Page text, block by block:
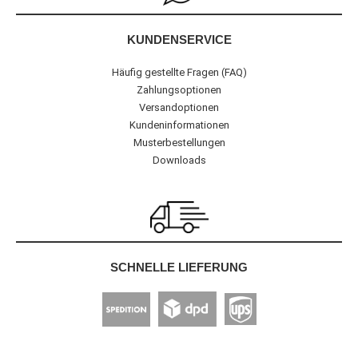
KUNDENSERVICE
Häufig gestellte Fragen (FAQ)
Zahlungsoptionen
Versandoptionen
Kundeninformationen
Musterbestellungen
Downloads
SCHNELLE LIEFERUNG